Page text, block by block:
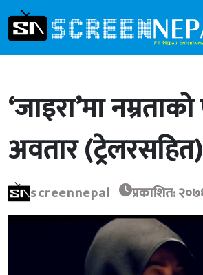
‘जाइरा’मा
अवतार (ट्रेलरसहित)
screennepal प्रकाशित: